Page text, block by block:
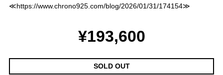
≪https://www.chrono925.com/blog/2026/01/31/174154≫
¥193,600
SOLD OUT